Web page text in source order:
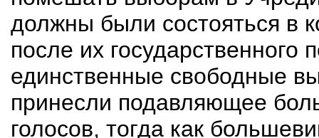
должны были состояться в
после их
единственные свободные
принесли подавляющее
голосов, тогда как